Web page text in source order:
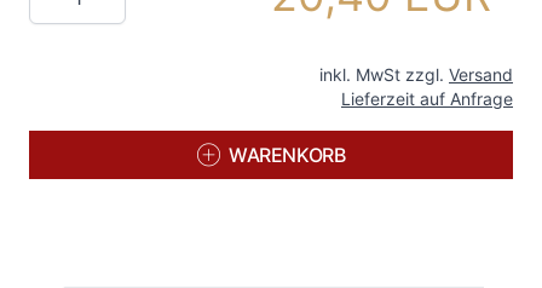
inkl. MwSt zzgl. Versand
Lieferzeit auf Anfrage
WARENKORB